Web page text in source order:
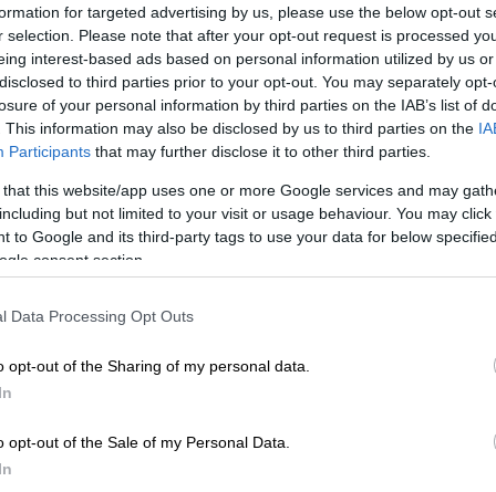
for targeted advertising by us, please use the below opt-out
selection. Please note that after your opt-out request is processed
interest-based ads based on personal information utilized by us
to third parties prior to your opt-out. You may separately
of your personal information by third parties on the IAB’s list of
This information may also be disclosed by us to third parties on the
Participants that may further disclose it to other third parties.
that this website/app uses one or more Google services and may
but not limited to your visit or usage behaviour. You may
to Google and its third-party tags to use your data for below
consent section.
Data Processing Opt Outs
opt-out of the Sharing of my personal data.
opt-out of the Sale of my Personal Data.
αδελφό του, τον αποκεφάλισε και
, ο καθηγητής με σιγουριά λέει ότι θα
, χωρίς, ωστόσο, να μπορεί να μιλήσει με
των Εργατικών ή κυβέρνηση
διότι αυτό εξαρτάται από σειρά
ωστόσο, είναι δεδομένο κατά τον κ.
στο νόμισμα του κράτους, τη λίρα
νίκη με αυτοδυναμία των Εργατικών,
Σε μία κυβέρνηση συνεργασίας η λίρα
βαθμό.